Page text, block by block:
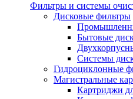
Фильтры и системы
Дисковые фильтры
Бытовые
Системы
Гидроциклонные
Магистральные
Картриджи